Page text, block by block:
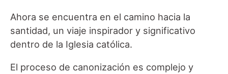
Ahora se encuentra en el camino hacia la
santidad, un viaje inspirador y significativo
dentro de la Iglesia católica.
El proceso de canonización es complejo y